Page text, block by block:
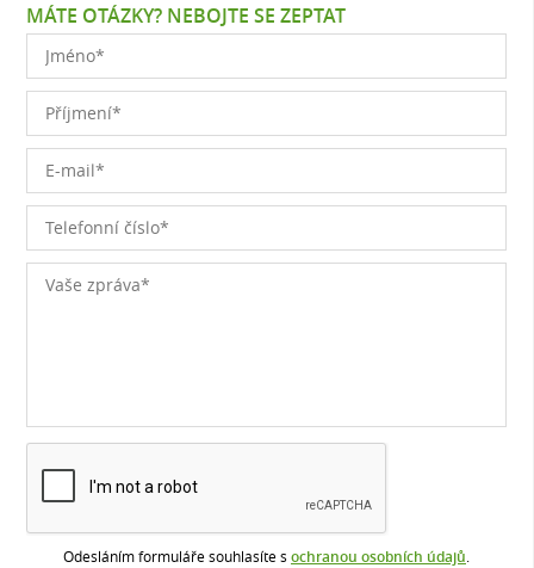
MÁTE OTÁZKY? NEBOJTE SE ZEPTAT
Odesláním formuláře souhlasíte s ochranou osobních údajů